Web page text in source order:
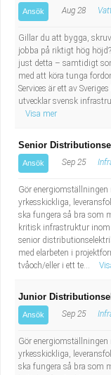
Administrativ
Lärare i
Ansök Aug 28
Gillar du att bygga,
jobba på riktigt hög
just detta – samtidigt
med att köra tunga
Services är ett av
utvecklar svensk
Visa mer
Senior
Ansök Sep 25
Gör
yrkesskickliga,
ska fungera så bra som
kritisk infrastruktur
senior
med elarbeten i
tvåoch/eller i ett te...
Junior
Ansök Sep 25
Gör
yrkesskickliga,
ska fungera så bra som